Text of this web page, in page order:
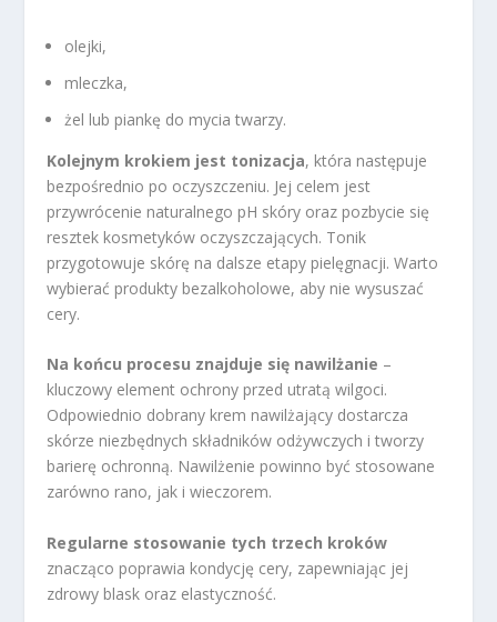
olejki,
mleczka,
żel lub piankę do mycia twarzy.
Kolejnym krokiem jest tonizacja, która następuje
bezpośrednio po oczyszczeniu. Jej celem jest
przywrócenie naturalnego pH skóry oraz pozbycie się
resztek kosmetyków oczyszczających. Tonik
przygotowuje skórę na dalsze etapy pielęgnacji. Warto
wybierać produkty bezalkoholowe, aby nie wysuszać
cery.
Na końcu procesu znajduje się nawilżanie –
kluczowy element ochrony przed utratą wilgoci.
Odpowiednio dobrany krem nawilżający dostarcza
skórze niezbędnych składników odżywczych i tworzy
barierę ochronną. Nawilżenie powinno być stosowane
zarówno rano, jak i wieczorem.
Regularne stosowanie tych trzech kroków
znacząco poprawia kondycję cery, zapewniając jej
zdrowy blask oraz elastyczność.